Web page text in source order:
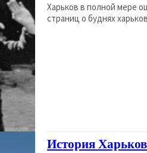
Харьков в полной мере
страниц о буднях
История